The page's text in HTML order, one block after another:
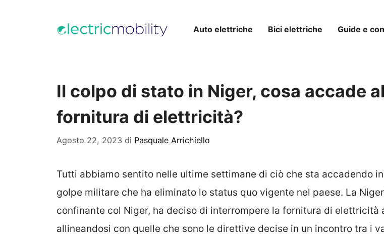
Auto elettriche Bici elettriche Guide e
Il colpo di stato in Niger, cosa accade
fornitura di elettricità?
Agosto 22, 2023 di Pasquale Arrichiello
Tutti abbiamo sentito nelle ultime settimane di ciò che sta accadendo
golpe militare che ha eliminato lo status quo vigente nel paese. La
confinante col Niger, ha deciso di interrompere la fornitura di elettricità
allineandosi con quelle che sono le direttive decise in un incontro tra i